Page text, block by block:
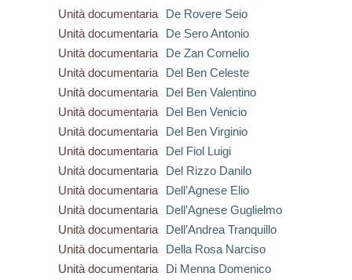
Unità documentaria
De Rovere Seio
Unità documentaria
De Sero Antonio
Unità documentaria
De Zan Cornelio
Unità documentaria
Del Ben Celeste
Unità documentaria
Del Ben Valentino
Unità documentaria
Del Ben Venicio
Unità documentaria
Del Ben Virginio
Unità documentaria
Del Fiol Luigi
Unità documentaria
Del Rizzo Danilo
Unità documentaria
Dell’Agnese Elio
Unità documentaria
Dell’Agnese Guglielmo
Unità documentaria
Dell’Andrea Tranquillo
Unità documentaria
Della Rosa Narciso
Unità documentaria
Di Menna Domenico